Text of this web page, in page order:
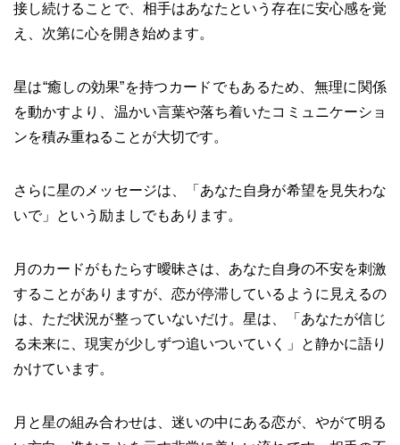
接し続けることで、相手はあなたという存在に安心感を覚
え、次第に心を開き始めます。
星は“癒しの効果”を持つカードでもあるため、無理に関係
を動かすより、温かい言葉や落ち着いたコミュニケーショ
ンを積み重ねることが大切です。
さらに星のメッセージは、「あなた自身が希望を見失わな
いで」という励ましでもあります。
月のカードがもたらす曖昧さは、あなた自身の不安を刺激
することがありますが、恋が停滞しているように見えるの
は、ただ状況が整っていないだけ。星は、「あなたが信じ
る未来に、現実が少しずつ追いついていく」と静かに語り
かけています。
月と星の組み合わせは、迷いの中にある恋が、やがて明る